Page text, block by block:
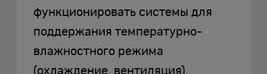
функционировать системы для
поддержания температурно-
влажностного режима
(охлаждение, вентиляция),